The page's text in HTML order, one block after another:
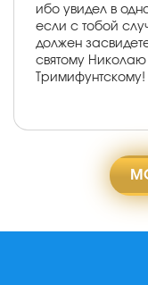
ибо увидел в
если с тобой
должен
святому